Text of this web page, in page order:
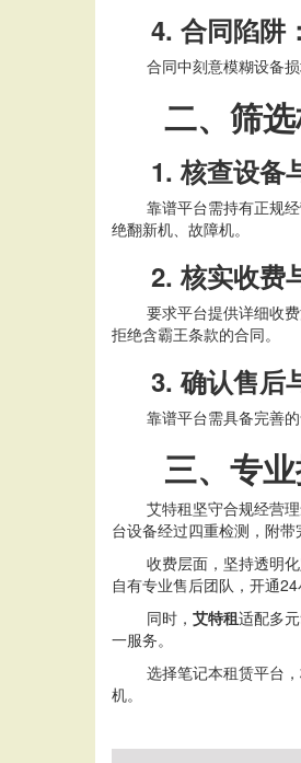
4. 合同陷阱
合同中刻意模糊设备
二、筛选
1. 核查设备
靠谱平台需持有正规
绝翻新机、故障机。
2. 核实收费
要求平台提供详细收
拒绝含霸王条款的合同。
3. 确认售后
靠谱平台需具备完善
三、专
艾特租坚守合规经营
台设备经过四重检测，附带
收费层面，坚持透明
自有专业售后团队，开通24
同时， 艾特租适配多
一服务。
选择笔记本租赁平台
机。